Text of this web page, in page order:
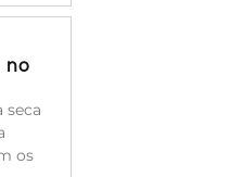
no
seca
os